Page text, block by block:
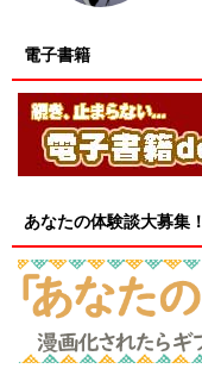
電子書籍
あなたの体験談大募集！